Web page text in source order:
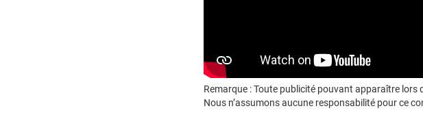
Remarque : Toute publicité pouvant apparaître lors
Nous n’assumons aucune responsabilité pour ce